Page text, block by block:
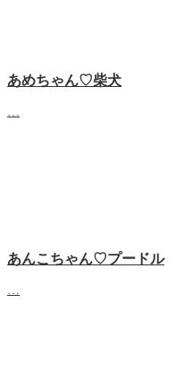
あめちゃん♡‬柴犬
あんこちゃん♡‬プードル